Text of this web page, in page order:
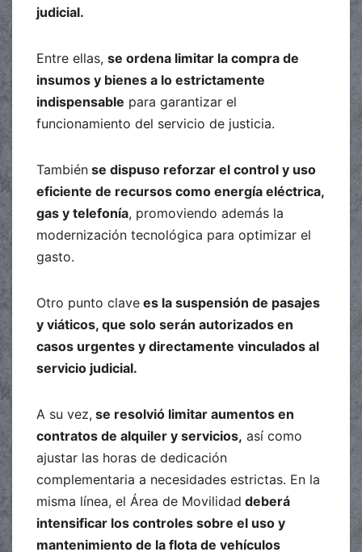
judicial.
Entre ellas, se ordena limitar la compra de
insumos y bienes a lo estrictamente
indispensable para garantizar el
funcionamiento del servicio de justicia.
También se dispuso reforzar el control y uso
eficiente de recursos como energía eléctrica,
gas y telefonía, promoviendo además la
modernización tecnológica para optimizar el
gasto.
Otro punto clave es la suspensión de pasajes
y viáticos, que solo serán autorizados en
casos urgentes y directamente vinculados al
servicio judicial.
A su vez, se resolvió limitar aumentos en
contratos de alquiler y servicios, así como
ajustar las horas de dedicación
complementaria a necesidades estrictas. En la
misma línea, el Área de Movilidad deberá
intensificar los controles sobre el uso y
mantenimiento de la flota de vehículos